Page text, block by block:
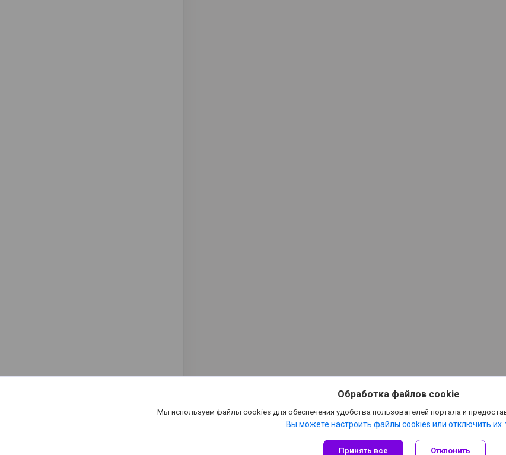
Обработка файлов cookie
Мы используем файлы cookies для обеспечения удобства пользователей портала и
Вы можете настроить файлы cookies или отключить их.
Принять все Отклонить